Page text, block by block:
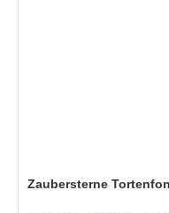
Zaubersterne